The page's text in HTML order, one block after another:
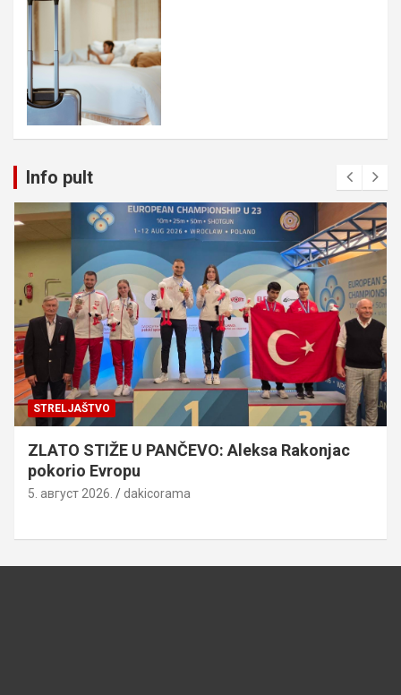
Info pult
STRELJAŠTVO
ZLATO STIŽE U PANČEVO: Aleksa Rakonjac
pokorio Evropu
5. август 2026. dakicorama